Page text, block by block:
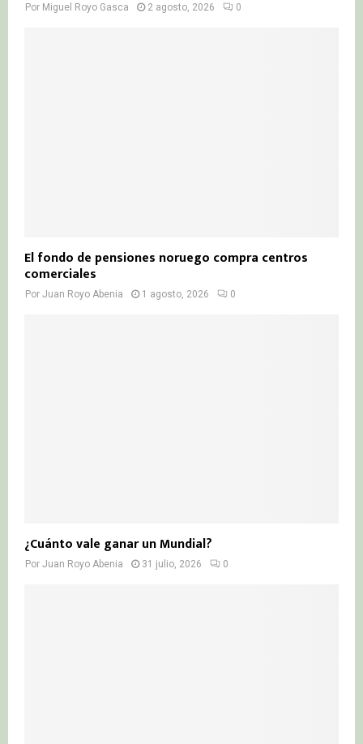
Por Miguel Royo Gasca 2 agosto, 2026 0
El fondo de pensiones noruego compra centros
comerciales
Por Juan Royo Abenia 1 agosto, 2026 0
¿Cuánto vale ganar un Mundial?
Por Juan Royo Abenia 31 julio, 2026 0